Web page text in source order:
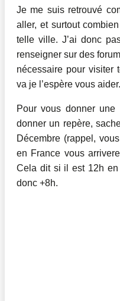
Je me suis retrouvé
aller, et surtout
telle ville. J’ai donc
renseigner sur des
nécessaire pour visiter
va je l’espère vous aider.
Pour vous donner
donner un repère,
Décembre (rappel,
en France vous
Cela dit si il est 12h
donc +8h.